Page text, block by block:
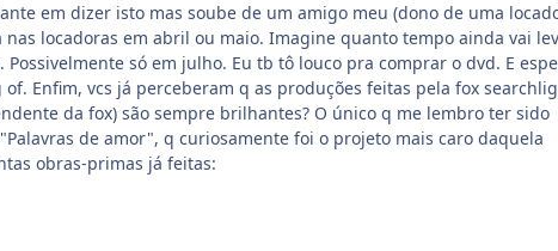
em dizer isto mas soube de um amigo meu (dono de uma
nas locadoras em abril ou maio. Imagine quanto tempo ainda vai
Possivelmente só em julho. Eu tb tô louco pra comprar o dvd. E
of. Enfim, vcs já perceberam q as produções feitas pela fox
da fox) são sempre brilhantes? O único q me lembro ter sido
de amor", q curiosamente foi o projeto mais caro daquela
obras-primas já feitas: